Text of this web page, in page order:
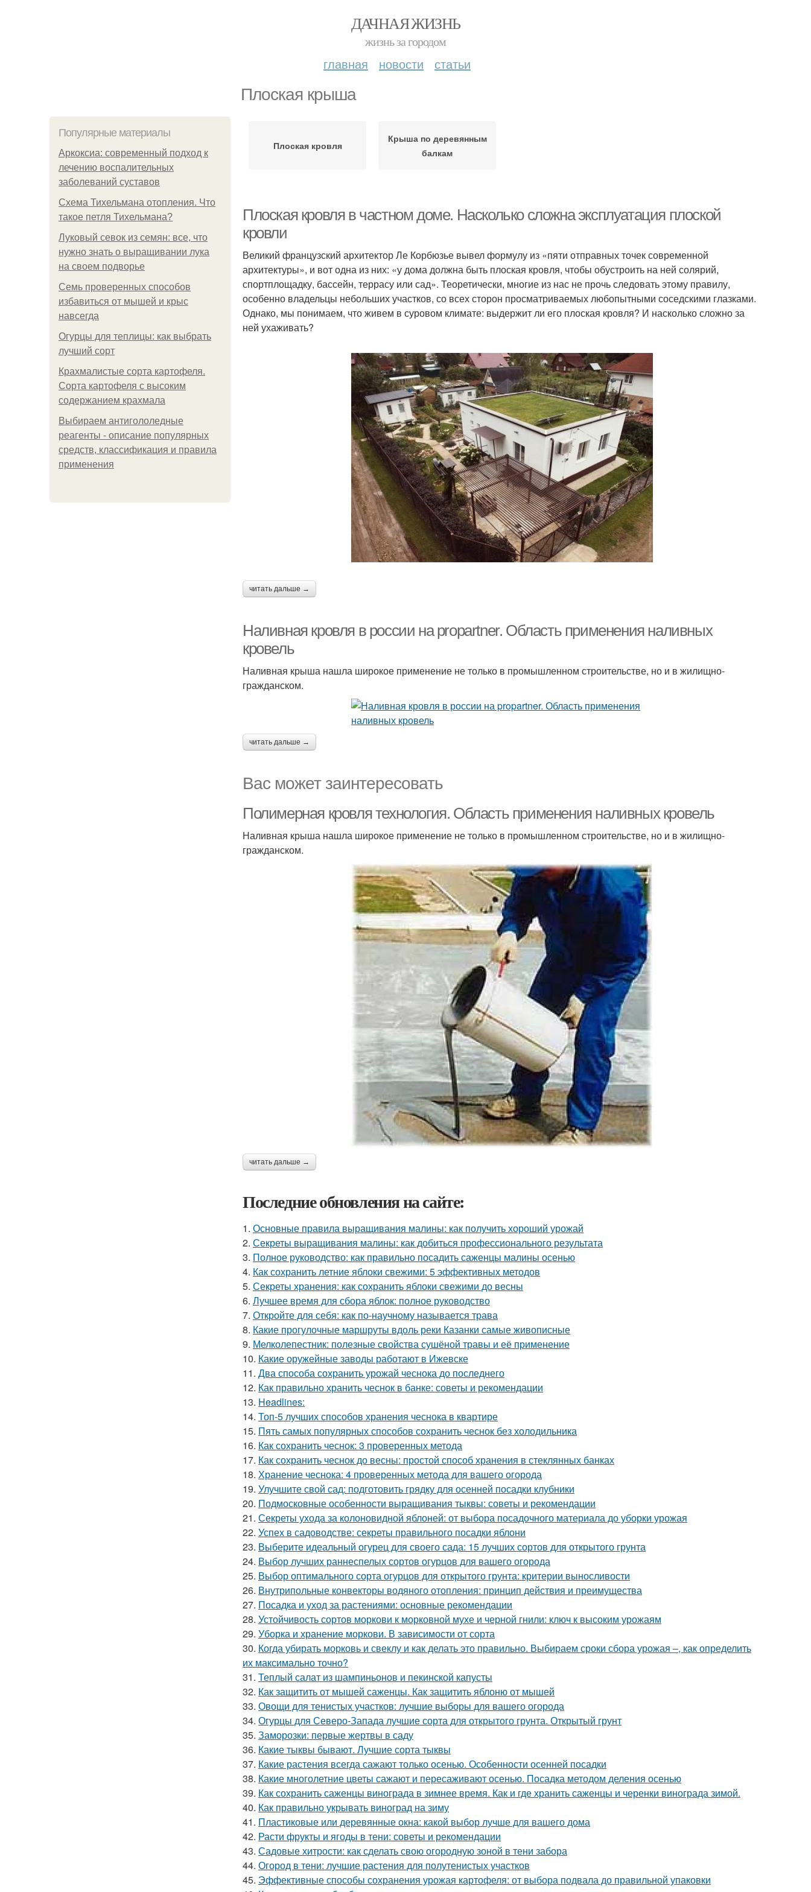
ДАЧНАЯ ЖИЗНЬ
жизнь за городом
главная новости статьи
Плоская крыша
Популярные материалы
Аркоксиа: современный подход к
лечению воспалительных
заболеваний суставов
Схема Тихельмана отопления. Что
такое петля Тихельмана?
Луковый севок из семян: все, что
нужно знать о выращивании лука
на своем подворье
Семь проверенных способов
избавиться от мышей и крыс
навсегда
Огурцы для теплицы: как выбрать
лучший сорт
Крахмалистые сорта картофеля.
Сорта картофеля с высоким
содержанием крахмала
Выбираем антигололедные
реагенты - описание популярных
средств, классификация и правила
применения
Плоская кровля
Крыша по деревянным
балкам
Плоская кровля в частном доме. Насколько сложна эксплуатация плоской
кровли
Великий французский архитектор Ле Корбюзье вывел формулу из «пяти отправных точек современной
архитектуры», и вот одна из них: «у дома должна быть плоская кровля, чтобы обустроить на ней солярий,
спортплощадку, бассейн, террасу или сад». Теоретически, многие из нас не прочь следовать этому правилу,
особенно владельцы небольших участков, со всех сторон просматриваемых любопытными соседскими глазками.
Однако, мы понимаем, что живем в суровом климате: выдержит ли его плоская кровля? И насколько сложно за
ней ухаживать?
читать дальше →
Наливная кровля в россии на propartner. Область применения наливных
кровель
Наливная крыша нашла широкое применение не только в промышленном строительстве, но и в жилищно-
гражданском.
читать дальше →
Вас может заинтересовать
Полимерная кровля технология. Область применения наливных кровель
Наливная крыша нашла широкое применение не только в промышленном строительстве, но и в жилищно-
гражданском.
читать дальше →
Последние обновления на сайте:
1. Основные правила выращивания малины: как получить хороший урожай
2. Секреты выращивания малины: как добиться профессионального результата
3. Полное руководство: как правильно посадить саженцы малины осенью
4. Как сохранить летние яблоки свежими: 5 эффективных методов
5. Секреты хранения: как сохранить яблоки свежими до весны
6. Лучшее время для сбора яблок: полное руководство
7. Откройте для себя: как по-научному называется трава
8. Какие прогулочные маршруты вдоль реки Казанки самые живописные
9. Мелколепестник: полезные свойства сушёной травы и её применение
10. Какие оружейные заводы работают в Ижевске
11. Два способа сохранить урожай чеснока до последнего
12. Как правильно хранить чеснок в банке: советы и рекомендации
13. Headlines:
14. Топ-5 лучших способов хранения чеснока в квартире
15. Пять самых популярных способов сохранить чеснок без холодильника
16. Как сохранить чеснок: 3 проверенных метода
17. Как сохранить чеснок до весны: простой способ хранения в стеклянных банках
18. Хранение чеснока: 4 проверенных метода для вашего огорода
19. Улучшите свой сад: подготовить грядку для осенней посадки клубники
20. Подмосковные особенности выращивания тыквы: советы и рекомендации
21. Секреты ухода за колоновидной яблоней: от выбора посадочного материала до уборки урожая
22. Успех в садоводстве: секреты правильного посадки яблони
23. Выберите идеальный огурец для своего сада: 15 лучших сортов для открытого грунта
24. Выбор лучших раннеспелых сортов огурцов для вашего огорода
25. Выбор оптимального сорта огурцов для открытого грунта: критерии выносливости
26. Внутрипольные конвекторы водяного отопления: принцип действия и преимущества
27. Посадка и уход за растениями: основные рекомендации
28. Устойчивость сортов моркови к морковной мухе и черной гнили: ключ к высоким урожаям
29. Уборка и хранение моркови. В зависимости от сорта
30. Когда убирать морковь и свеклу и как делать это правильно. Выбираем сроки сбора урожая –, как определить
их максимально точно?
31. Теплый салат из шампиньонов и пекинской капусты
32. Как защитить от мышей саженцы. Как защитить яблоню от мышей
33. Овощи для тенистых участков: лучшие выборы для вашего огорода
34. Огурцы для Северо-Запада лучшие сорта для открытого грунта. Открытый грунт
35. Заморозки: первые жертвы в саду
36. Какие тыквы бывают. Лучшие сорта тыквы
37. Какие растения всегда сажают только осенью. Особенности осенней посадки
38. Какие многолетние цветы сажают и пересаживают осенью. Посадка методом деления осенью
39. Как сохранить саженцы винограда в зимнее время. Как и где хранить саженцы и черенки винограда зимой.
40. Как правильно укрывать виноград на зиму
41. Пластиковые или деревянные окна: какой выбор лучше для вашего дома
42. Расти фрукты и ягоды в тени: советы и рекомендации
43. Садовые хитрости: как сделать свою огородную зоной в тени забора
44. Огород в тени: лучшие растения для полутенистых участков
45. Эффективные способы сохранения урожая картофеля: от выбора подвала до правильной упаковки